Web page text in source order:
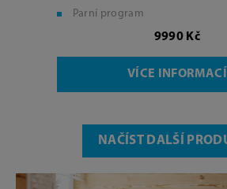
Parní program
9990 Kč
VÍCE INFORMACÍ
NAČÍST DALŠÍ